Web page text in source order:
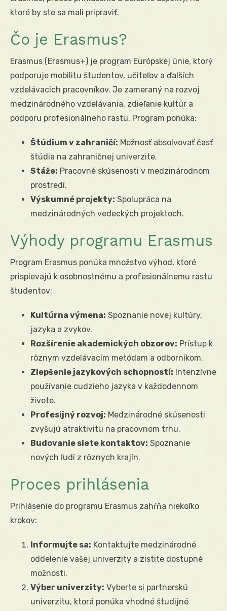
ktoré by ste sa mali pripraviť.
Čo je Erasmus?
Erasmus (Erasmus+) je program Európskej únie, ktorý
podporuje mobilitu študentov, učiteľov a ďalších
vzdelávacích pracovníkov. Je zameraný na rozvoj
medzinárodného vzdelávania, zdieľanie kultúr a
podporu profesionálneho rastu. Program ponúka:
Štúdium v zahraničí: Možnosť absolvovať časť
štúdia na zahraničnej univerzite.
Stáže: Pracovné skúsenosti v medzinárodnom
prostredí.
Výskumné projekty: Spolupráca na
medzinárodných vedeckých projektoch.
Výhody programu Erasmus
Program Erasmus ponúka množstvo výhod, ktoré
prispievajú k osobnostnému a profesionálnemu rastu
študentov:
Kultúrna výmena: Spoznanie novej kultúry,
jazyka a zvykov.
Rozšírenie akademických obzorov: Prístup k
rôznym vzdelávacím metódam a odborníkom.
Zlepšenie jazykových schopností: Intenzívne
používanie cudzieho jazyka v každodennom
živote.
Profesijný rozvoj: Medzinárodné skúsenosti
zvyšujú atraktivitu na pracovnom trhu.
Budovanie siete kontaktov: Spoznanie
nových ľudí z rôznych krajín.
Proces prihlásenia
Prihlásenie do programu Erasmus zahŕňa niekoľko
krokov:
Informujte sa: Kontaktujte medzinárodné
oddelenie vašej univerzity a zistite dostupné
možnosti.
Výber univerzity: Vyberte si partnerskú
univerzitu, ktorá ponúka vhodné študijné